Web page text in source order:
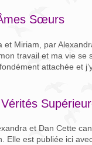
Sœurs
Miriam, par
travail et ma vie se
attachée et
et Dan Cette
Elle est publiée ici